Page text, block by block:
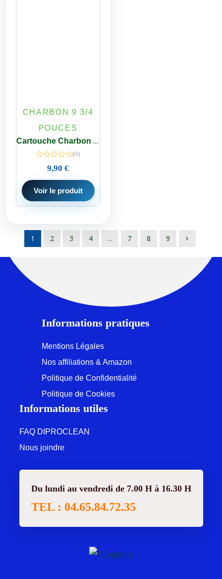
CHARBON 9 3/4
POUCES
Cartouche Charbon Actif Granules Ecosoft 9-3/4 Osmoseur -Purificateur
(0)
9,90 €
Voir le produit
1 2 3 4 … 7 8 9
Informations pratiques
Mentions Légales
Nos affiliations & Amazon
Politique de Confidentialité
Politique de Cookies
Informations utiles
FAQ DIPROCLEAN
Nous joindre
Du lundi au vendredi de 7.00 H à 16.30 H
TEL : 04.65.84.72.35